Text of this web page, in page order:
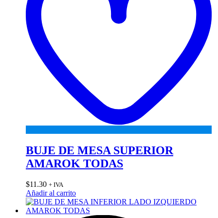
BUJE DE MESA SUPERIOR
AMAROK TODAS
$11.30 + IVA
Añadir al carrito